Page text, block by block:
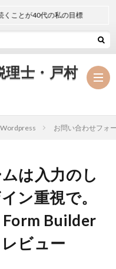
士・戸村
代の私の目標
Wordpress お問い合わせフォ
は入力のし
ン重視で。
Builder
ビュー